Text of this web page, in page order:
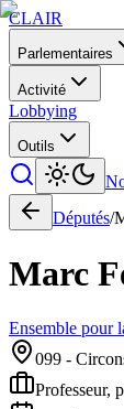
CLAIR
Parlementaires
Activité
Lobbying
Outils
Députés/
Marc
Ensemble pour
099 -
Professeur,